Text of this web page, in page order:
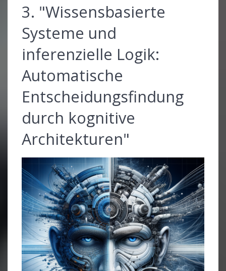
3. "Wissensbasierte
Systeme und
inferenzielle Logik:
Automatische
Entscheidungsfindung
durch kognitive
Architekturen"